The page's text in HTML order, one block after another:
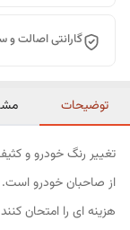
گارانتی اصالت و
توضیحات
تغییر رنگ خودرو و
از صاحبان خودرو است.
هزینه ای را امتحان